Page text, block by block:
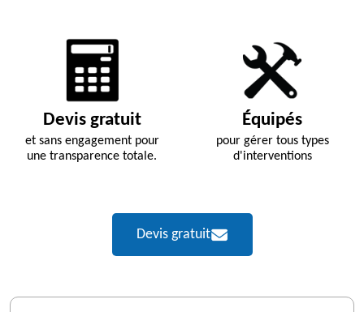
Devis gratuit
et sans engagement pour
une transparence totale.
Équipés
pour gérer tous types
d'interventions
Devis gratuit